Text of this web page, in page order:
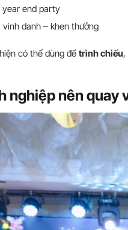
end party
vinh danh – khen thưởng
có thể dùng để trình chiếu,
nghiệp nên quay